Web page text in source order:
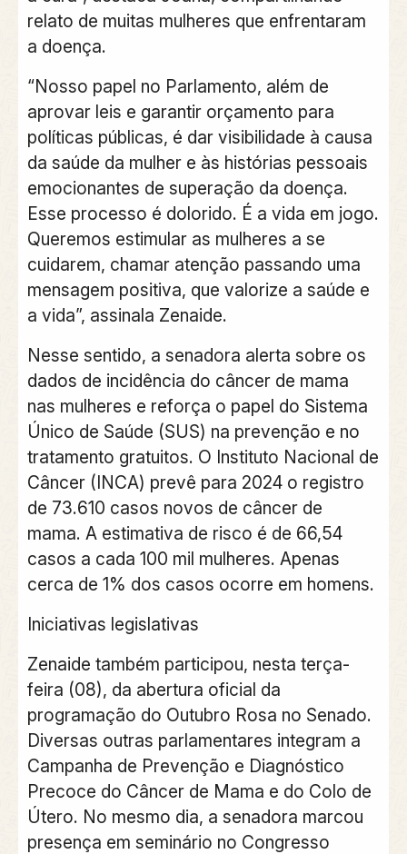
relato de muitas mulheres que enfrentaram
a doença.
“Nosso papel no Parlamento, além de
aprovar leis e garantir orçamento para
políticas públicas, é dar visibilidade à causa
da saúde da mulher e às histórias pessoais
emocionantes de superação da doença.
Esse processo é dolorido. É a vida em jogo.
Queremos estimular as mulheres a se
cuidarem, chamar atenção passando uma
mensagem positiva, que valorize a saúde e
a vida”, assinala Zenaide.
Nesse sentido, a senadora alerta sobre os
dados de incidência do câncer de mama
nas mulheres e reforça o papel do Sistema
Único de Saúde (SUS) na prevenção e no
tratamento gratuitos. O Instituto Nacional de
Câncer (INCA) prevê para 2024 o registro
de 73.610 casos novos de câncer de
mama. A estimativa de risco é de 66,54
casos a cada 100 mil mulheres. Apenas
cerca de 1% dos casos ocorre em homens.
Iniciativas legislativas
Zenaide também participou, nesta terça-
feira (08), da abertura oficial da
programação do Outubro Rosa no Senado.
Diversas outras parlamentares integram a
Campanha de Prevenção e Diagnóstico
Precoce do Câncer de Mama e do Colo de
Útero. No mesmo dia, a senadora marcou
presença em seminário no Congresso